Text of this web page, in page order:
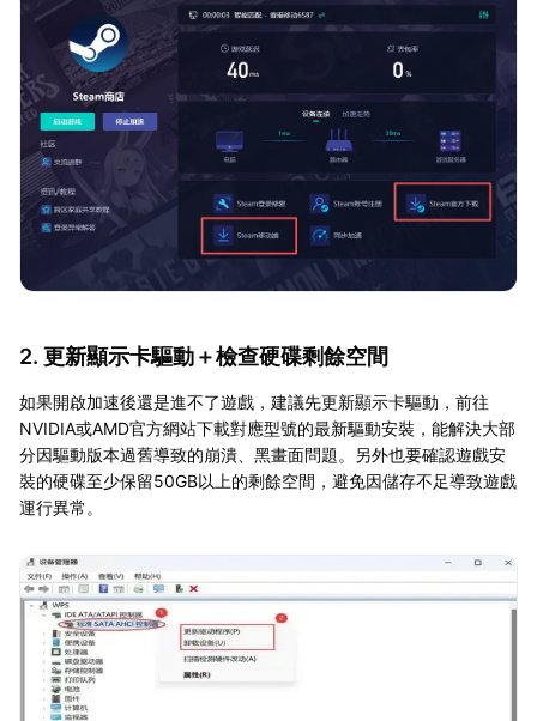
2. 更新顯示卡驅動＋檢查硬碟剩餘空間
如果開啟加速後還是進不了遊戲，建議先更新顯示卡驅動，前往
NVIDIA或AMD官方網站下載對應型號的最新驅動安裝，能解決大部
分因驅動版本過舊導致的崩潰、黑畫面問題。另外也要確認遊戲安
裝的硬碟至少保留50GB以上的剩餘空間，避免因儲存不足導致遊戲
運行異常。